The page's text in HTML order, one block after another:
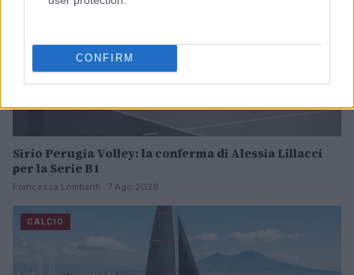
CONFIRM
Sirio Perugia Volley: la conferma di Alessia Lillacci
per la Serie B1
Francesca Lombardi · 7 Ago 2026
CALCIO